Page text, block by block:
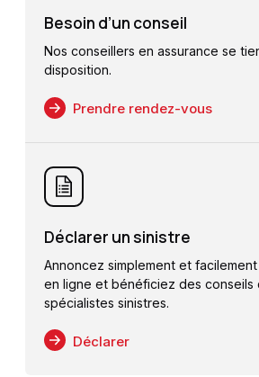
Besoin d’un conseil
Nos conseillers en assurance se
disposition.
Prendre rendez-vous
Déclarer un sinistre
Annoncez simplement et
en ligne et bénéficiez des conseils
spécialistes sinistres.
Déclarer